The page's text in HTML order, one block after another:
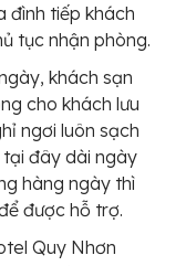
đình tiếp khách
tục nhận phòng.
khách sạn
cho khách lưu
ngơi luôn sạch
đây dài ngày
hàng ngày thì
được hỗ trợ.
Quy Nhơn